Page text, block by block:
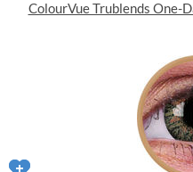
ColourVue Trublends One-